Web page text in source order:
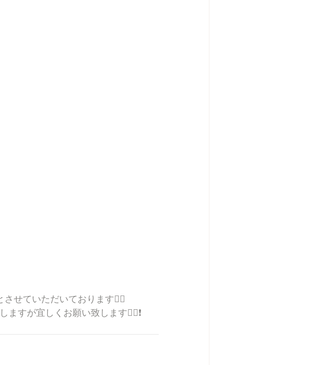
せていただいております🙇‍♀️
すが宜しくお願い致します🙇‍♀️❗